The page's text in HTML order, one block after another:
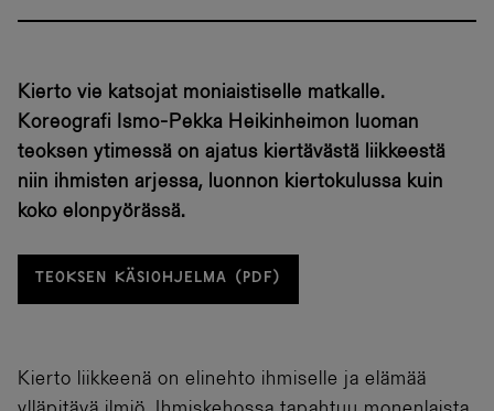
Kierto vie katsojat moniaistiselle matkalle.
Koreografi Ismo-Pekka Heikinheimon luoman
teoksen ytimessä on ajatus kiertävästä liikkeestä
niin ihmisten arjessa, luonnon kiertokulussa kuin
koko elonpyörässä.
TEOKSEN KÄSIOHJELMA (PDF)
Kierto liikkeenä on elinehto ihmiselle ja elämää